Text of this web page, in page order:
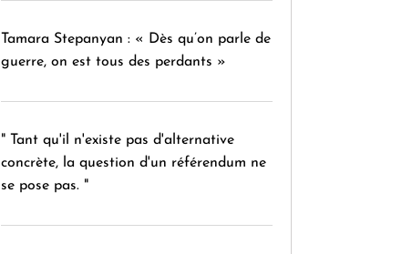
Tamara Stepanyan : « Dès qu’on parle de
guerre, on est tous des perdants »
" Tant qu'il n'existe pas d'alternative
concrète, la question d'un référendum ne
se pose pas. "